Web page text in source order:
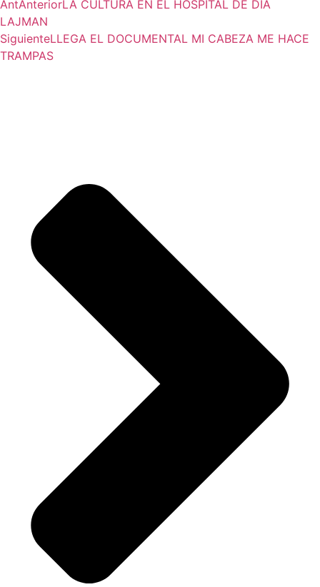
AntAnteriorLA CULTURA EN EL HOSPITAL DE DIA
LAJMAN
SiguienteLLEGA EL DOCUMENTAL MI CABEZA ME HACE
TRAMPAS